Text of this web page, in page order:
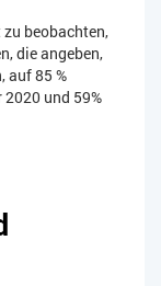
beobachten,
die angeben,
auf 85 %
und 59%